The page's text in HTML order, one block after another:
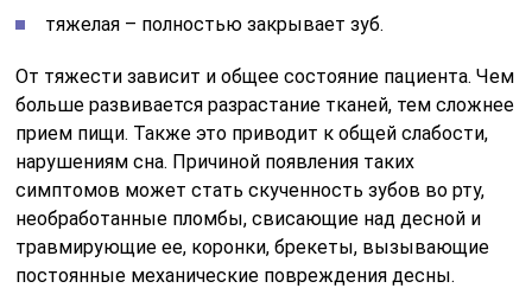
тяжелая – полностью закрывает зуб.
От тяжести зависит и общее состояние пациента. Чем
больше развивается разрастание тканей, тем сложнее
прием пищи. Также это приводит к общей слабости,
нарушениям сна. Причиной появления таких
симптомов может стать скученность зубов во рту,
необработанные пломбы, свисающие над десной и
травмирующие ее, коронки, брекеты, вызывающие
постоянные механические повреждения десны.